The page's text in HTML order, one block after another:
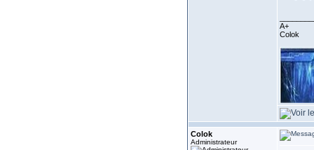
A+
Colok
Colok
Administrateur